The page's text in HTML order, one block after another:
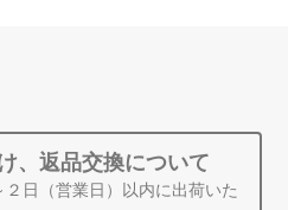
、返品交換について
日（営業日）以内に出荷いた